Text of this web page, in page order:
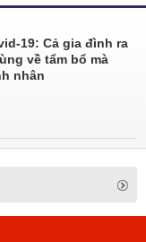
19: Cả gia đình ra
về tẩm bổ mà
nhân